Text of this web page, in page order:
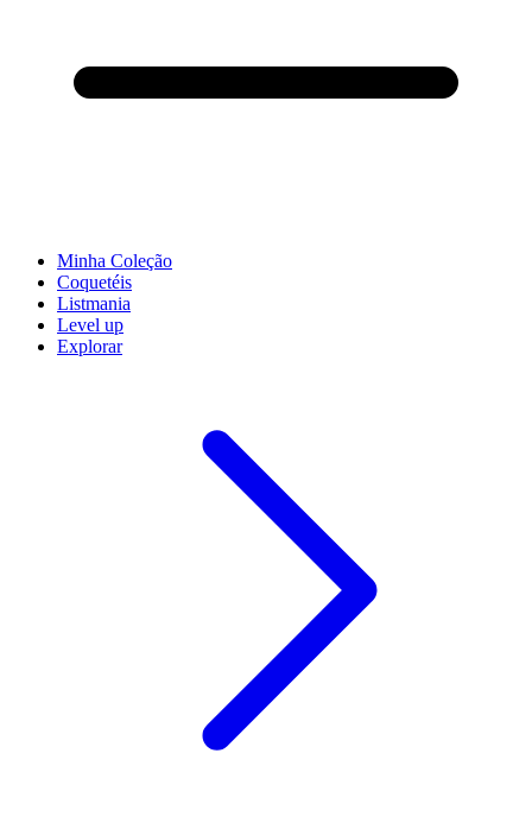
Minha Coleção
Coquetéis
Listmania
Level up
Explorar